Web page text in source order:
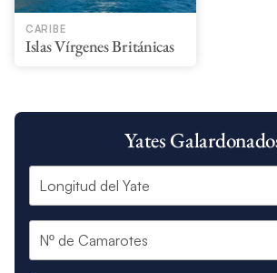
CARIBE
Islas Vírgenes Británicas
Yates